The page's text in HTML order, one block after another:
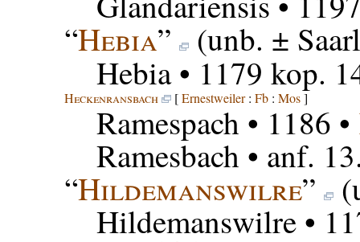
“Hebia” (unb. ±
Hebia• 1179 kop.
Heckenransbach [Ernestweiler: Fb: Mos]
Ramespach • 1186 •
Ramesbach • anf.
“Hildemanswilre”
Hildemanswilre•